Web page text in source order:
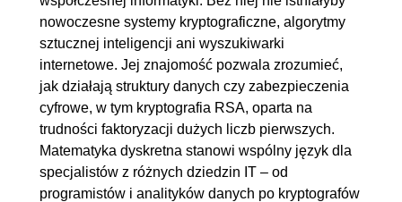
zadaniach
1.8. Piszemy proste programy
1.9. Reguła dodawania
00:11:51
1.10. Reguła dodawania w
zadaniach
00:12:32
1.11. Notacja sumy
00:15:53
nowoczesne systemy kryptograficzne, algorytmy
sztucznej inteligencji ani wyszukiwarki
internetowe. Jej znajomość pozwala zrozumieć,
jak działają struktury danych czy zabezpieczenia
cyfrowe, w tym kryptografia RSA, oparta na
trudności faktoryzacji dużych liczb pierwszych.
Matematyka dyskretna stanowi wspólny język dla
specjalistów z różnych dziedzin IT – od
programistów i analityków danych po kryptografów